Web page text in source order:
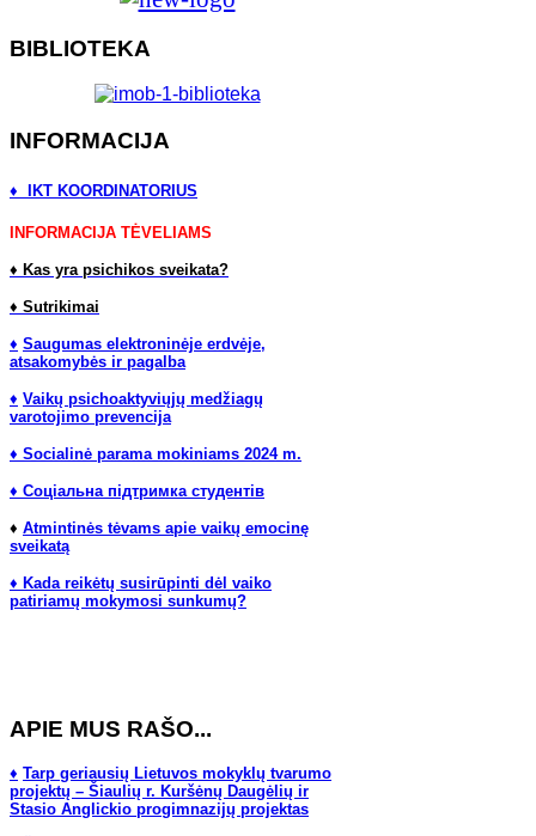
BIBLIOTEKA
INFORMACIJA
♦ IKT KOORDINATORIUS
INFORMACIJA TĖVELIAMS
♦ Kas yra psichikos sveikata?
♦ Sutrikimai
♦ Saugumas elektroninėje erdvėje,
atsakomybės ir pagalba
♦ Vaikų psichoaktyviųjų medžiagų
varotojimo prevencija
♦ Socialinė parama mokiniams 2024 m.
♦ Соціальна підтримка студентів
♦ Atmintinės tėvams apie vaikų emocinę
sveikatą
♦ Kada reikėtų susirūpinti dėl vaiko
patiriamų mokymosi sunkumų?
APIE MUS RAŠO...
♦ Tarp geriausių Lietuvos mokyklų tvarumo
projektų – Šiaulių r. Kuršėnų Daugėlių ir
Stasio Anglickio progimnazijų projektas